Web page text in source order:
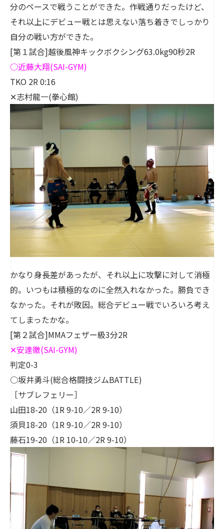
分のペースで戦うことができた。作戦通りだったけど、
それ以上にデビュー戦とは思えない落ち着きでしっかり
自分の戦い方ができた。
[第１試合]越後風神キックボクシング63.0kg90秒2R
○近藤大翔(SAI-GYM)
TKO 2R 0:16
✕志村龍一(拳心館)
かなり身長差があったが、それ以上に攻撃に対して消極
的。いつもは積極的なのに全然入れなかった。勝負でき
なかった。それが敗因。総合デビュー戦でいろいろ考え
てしまったかな。
[第２試合]MMAフェザー級3分2R
✕安達徹(SAI-GYM)
判定0-3
○坂井勇斗(総合格闘技ジムBATTLE)
［サブレフェリー］
山田18-20（1R 9-10／2R 9-10）
須貝18-20（1R 9-10／2R 9-10）
藤石19-20（1R 10-10／2R 9-10）